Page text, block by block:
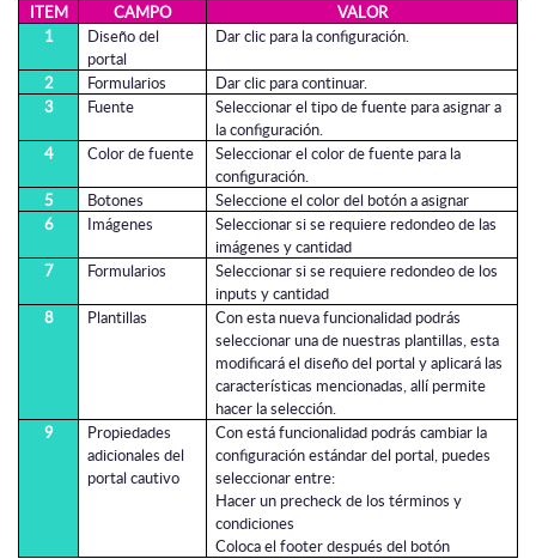
ITEM CAMPO
VALOR
1
Diseño del
portal
Dar clic para la configuración.
2 Formularios
Dar clic para continuar.
3
Fuente
Seleccionar el tipo de fuente para asignar a
la configuración.
4
Color de fuente
Seleccionar el color de fuente para la
configuración.
5
Botones
Seleccione el color del botón a asignar
6
Imágenes
Seleccionar si se requiere redondeo de las
imágenes y cantidad
7
Formularios
Seleccionar si se requiere redondeo de los
inputs y cantidad
8
Plantillas
Con esta nueva funcionalidad podrás
seleccionar una de nuestras plantillas, esta
modificará el diseño del portal y aplicará las
características mencionadas, allí permite
hacer la selección.
9
Propiedades
adicionales del
portal cautivo
Con está funcionalidad podrás cambiar la
configuración estándar del portal, puedes
seleccionar entre:
Hacer un precheck de los términos y
condiciones
Coloca el footer después del botón